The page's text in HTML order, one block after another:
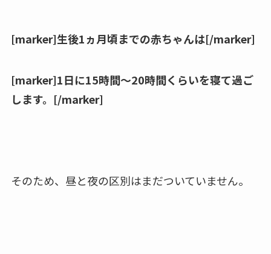
[marker]生後1ヵ月頃までの赤ちゃんは[/marker]
[marker]1日に15時間〜20時間くらいを寝て過ご
します。[/marker]
そのため、昼と夜の区別はまだついていません。